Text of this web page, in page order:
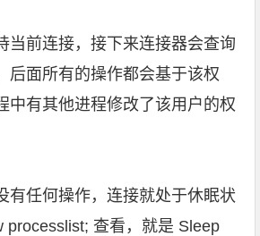
当前连接，接下来连接器会查询
后面所有的操作都会基于该权
中有其他进程修改了该用户的权
有任何操作，连接就处于休眠状
processlist; 查看，就是 Sleep